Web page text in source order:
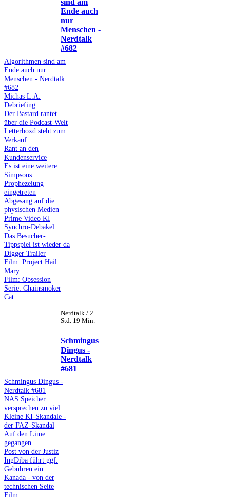
sind am
Ende auch
nur
Menschen -
Nerdtalk
#682
Algorithmen sind am
Ende auch nur
Menschen - Nerdtalk
#682
Michas L.A.
Debriefing
Der Bastard rantet
über die Podcast-Welt
Letterboxd steht zum
Verkauf
Rant an den
Kundenservice
Es ist eine weitere
Simpsons
Prophezeiung
eingetreten
Abgesang auf die
physischen Medien
Prime Video KI
Synchro-Debakel
Das Besucher-
Tippspiel ist wieder da
Digger Trailer
Film: Project Hail
Mary
Film: Obsession
Serie: Chainsmoker
Cat
Nerdtalk / 2
Std. 19 Min.
Schmingus
Dingus -
Nerdtalk
#681
Schmingus Dingus -
Nerdtalk #681
NAS Speicher
versprechen zu viel
Kleine KI-Skandale -
der FAZ-Skandal
Auf den Lime
gegangen
Post von der Justiz
IngDiba führt ggf.
Gebühren ein
Kanada - von der
technischen Seite
Film: